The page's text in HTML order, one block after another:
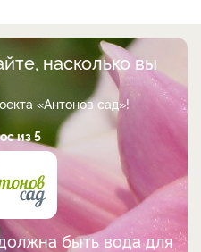
насколько вы
«Антонов сад»!
из 5
быть вода для